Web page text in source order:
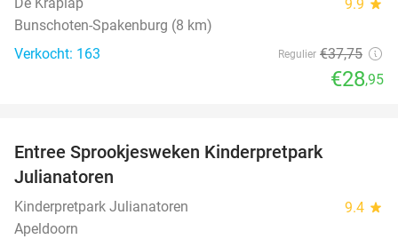
9.9
Bunschoten-Spakenburg (8 km)
Verkocht: 163
Regulier €37,75
€28,95
Entree Sprookjesweken Kinderpretpark
Julianatoren
Kinderpretpark Julianatoren 9.4 star
Apeldoorn